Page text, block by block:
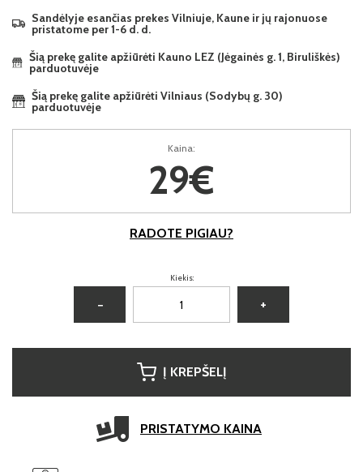
Sandėlyje esančias prekes Vilniuje, Kaune ir jų rajonuose
pristatome per 1-6 d. d.
Šią prekę galite apžiūrėti Kauno LEZ (Jėgainės g. 1, Biruliškės)
parduotuvėje
Šią prekę galite apžiūrėti Vilniaus (Sodybų g. 30)
parduotuvėje
Kaina:
29€
RADOTE PIGIAU?
Kiekis:
− +
Į KREPŠELĮ
PRISTATYMO KAINA